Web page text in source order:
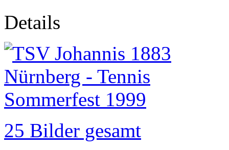
Details
25 Bilder gesamt